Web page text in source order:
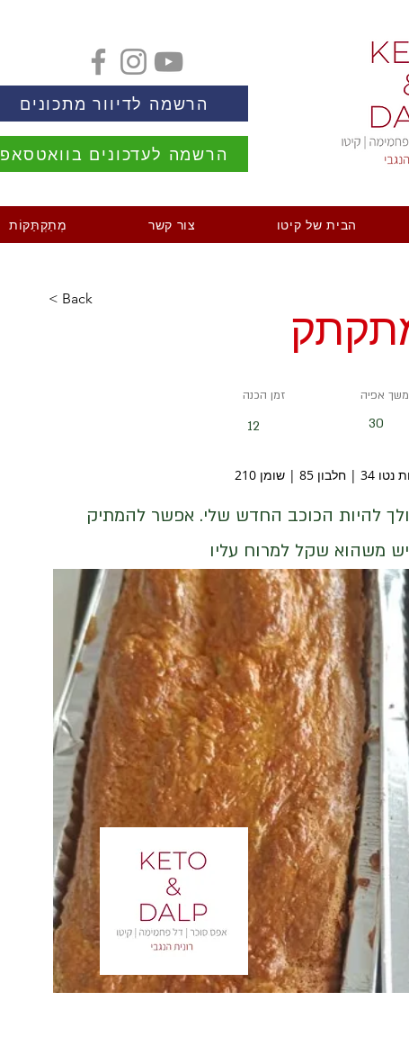
הרשמה לדיוור מתכונים
הרשמה לעדכונים בוואטסאפ
הבית של קיטו צור קשר מְתַקְתַּקּוֹת
< Back
זמן הכנה
12
משך אפיה
30
להיות הכוכב החדש שלי. אפשר להמתיק
משהוא שקל למרוח עליו